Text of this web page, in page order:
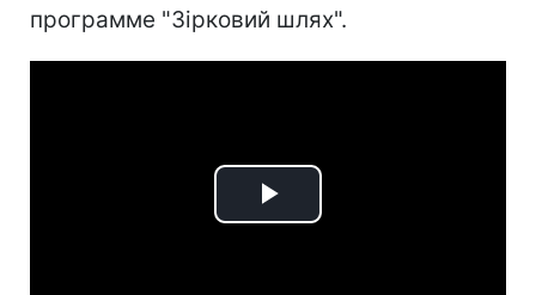
программе "Зірковий шлях".
Play